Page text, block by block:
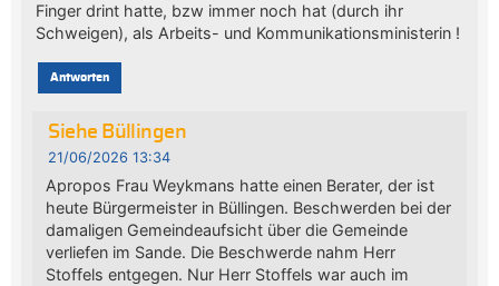
Finger drint hatte, bzw immer noch hat (durch ihr
Schweigen), als Arbeits- und Kommunikationsministerin !
Antworten
Siehe Büllingen
21/06/2026 13:34
Apropos Frau Weykmans hatte einen Berater, der ist
heute Bürgermeister in Büllingen. Beschwerden bei der
damaligen Gemeindeaufsicht über die Gemeinde
verliefen im Sande. Die Beschwerde nahm Herr
Stoffels entgegen. Nur Herr Stoffels war auch im